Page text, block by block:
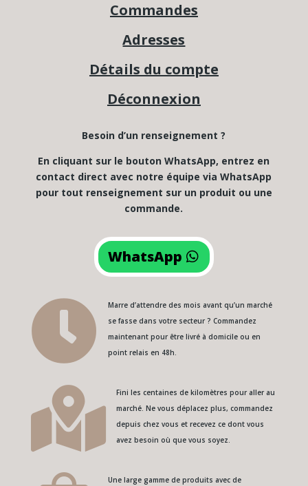
Commandes
Adresses
Détails du compte
Déconnexion
Besoin d’un renseignement ?
En cliquant sur le bouton WhatsApp, entrez en
contact direct avec notre équipe via WhatsApp
pour tout renseignement sur un produit ou une
commande.
WhatsApp

Marre d’attendre des mois avant qu’un marché
se fasse dans votre secteur ? Commandez
maintenant pour être livré à domicile ou en
point relais en 48h.

Fini les centaines de kilomètres pour aller au
marché. Ne vous déplacez plus, commandez
depuis chez vous et recevez ce dont vous
avez besoin où que vous soyez.
Une large gamme de produits avec de